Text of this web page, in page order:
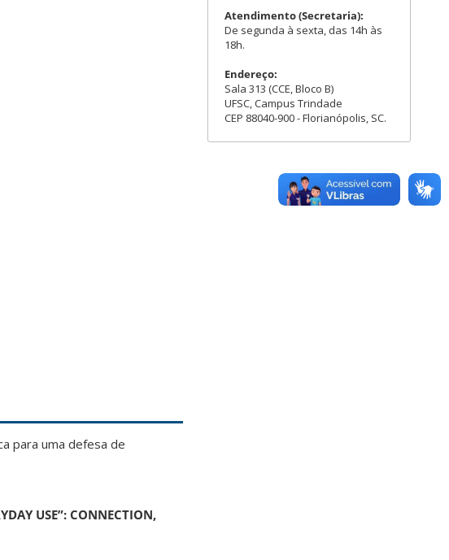
para uma defesa de
USE”: CONNECTION,
Atendimento (Secretaria):
De segunda à sexta, das 14h às
18h.
Endereço:
Sala 313 (CCE, Bloco B)
UFSC, Campus Trindade
CEP 88040-900 - Florianópolis, SC.